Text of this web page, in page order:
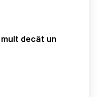
decât un